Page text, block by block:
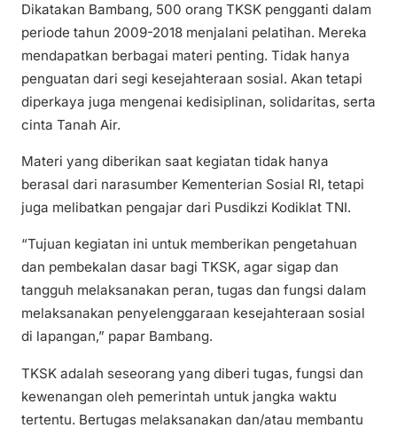
Dikatakan Bambang, 500 orang TKSK pengganti dalam
periode tahun 2009-2018 menjalani pelatihan. Mereka
mendapatkan berbagai materi penting. Tidak hanya
penguatan dari segi kesejahteraan sosial. Akan tetapi
diperkaya juga mengenai kedisiplinan, solidaritas, serta
cinta Tanah Air.
Materi yang diberikan saat kegiatan tidak hanya
berasal dari narasumber Kementerian Sosial RI, tetapi
juga melibatkan pengajar dari Pusdikzi Kodiklat TNI.
“Tujuan kegiatan ini untuk memberikan pengetahuan
dan pembekalan dasar bagi TKSK, agar sigap dan
tangguh melaksanakan peran, tugas dan fungsi dalam
melaksanakan penyelenggaraan kesejahteraan sosial
di lapangan,” papar Bambang.
TKSK adalah seseorang yang diberi tugas, fungsi dan
kewenangan oleh pemerintah untuk jangka waktu
tertentu. Bertugas melaksanakan dan/atau membantu